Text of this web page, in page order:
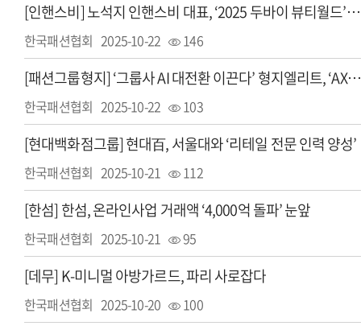
[인핸스비] 노석지 인핸스비 대표, ‘2025 두바이 뷰티월드’ 행사 참여
한국패션협회 2025-10-22 146
[패션그룹형지] ‘그룹사 AI 대전환 이끈다’ 형지엘리트, ‘AX 경영혁신 선언식’ 개최
한국패션협회 2025-10-22 103
[현대백화점그룹] 현대百, 서울대와 ‘리테일 전문 인력 양성’
한국패션협회 2025-10-21 112
[한섬] 한섬, 온라인사업 거래액 ‘4,000억 돌파’ 눈앞
한국패션협회 2025-10-21 95
[데무] K-미니멀 아방가르드, 파리 사로잡다
한국패션협회 2025-10-20 100